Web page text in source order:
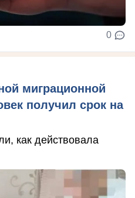
0
миграционной
получил срок на
как действовала